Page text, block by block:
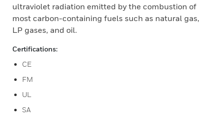
ultraviolet radiation emitted by the combustion of
most carbon-containing fuels such as natural gas,
LP gases, and oil.
Certifications:
CE
FM
UL
SA